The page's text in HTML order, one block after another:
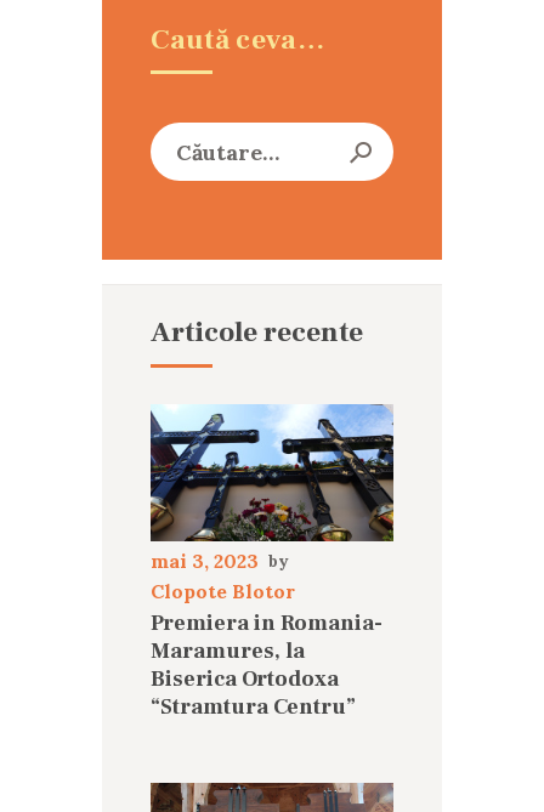
Caută ceva…
Caută
după:
Articole recente
mai 3, 2023
Clopote Blotor
Premiera in Romania-
Maramures, la
Biserica Ortodoxa
“Stramtura Centru”